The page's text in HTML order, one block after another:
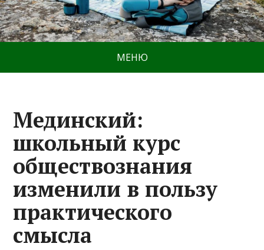
МЕНЮ
Мединский:
школьный курс
обществознания
изменили в пользу
практического
смысла